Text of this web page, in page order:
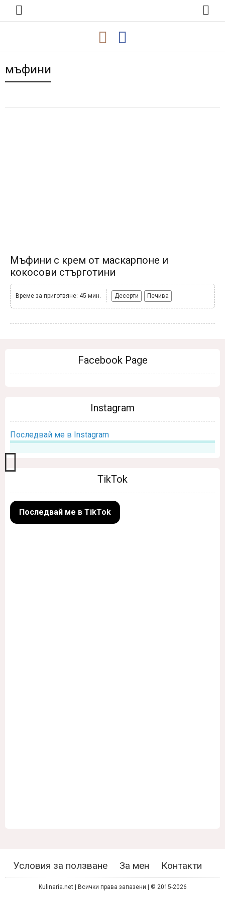
мъфини
Мъфини с крем от маскарпоне и
кокосови стърготини
Време за приготвяне: 45 мин. Десерти Печива
Facebook Page
Instagram
Последвай ме в Instagram
TikTok
Последвай ме в TikTok
Условия за ползване За мен Контакти
Kulinaria.net | Всички права запазени | © 2015-2026